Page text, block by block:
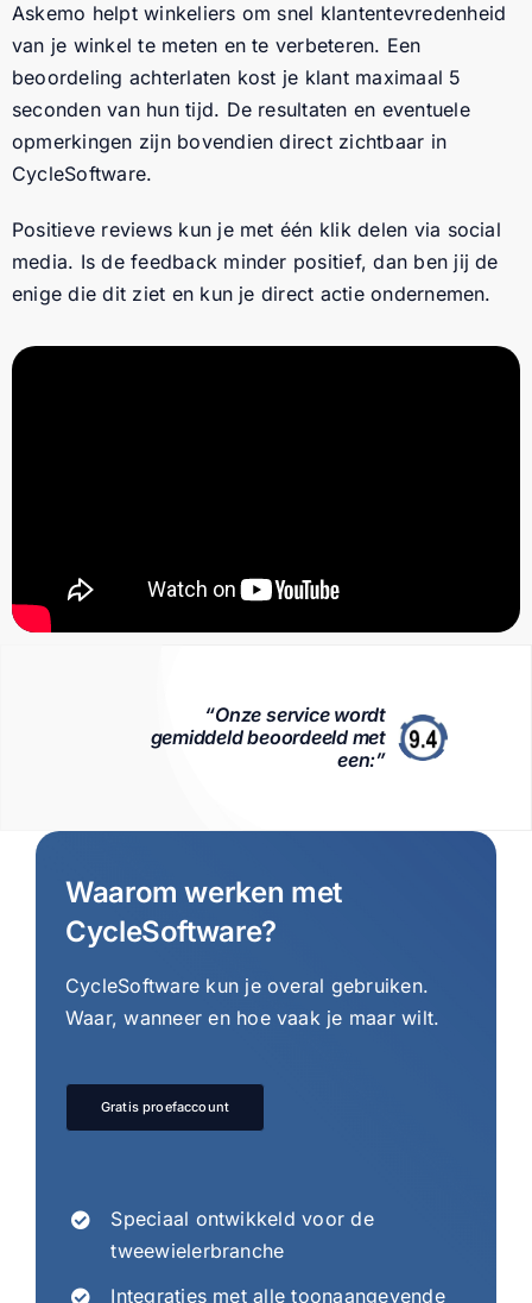
Askemo helpt winkeliers om snel klantentevredenheid
van je winkel te meten en te verbeteren. Een
beoordeling achterlaten kost je klant maximaal 5
seconden van hun tijd. De resultaten en eventuele
opmerkingen zijn bovendien direct zichtbaar in
CycleSoftware.
Positieve reviews kun je met één klik delen via social
media. Is de feedback minder positief, dan ben jij de
enige die dit ziet en kun je direct actie ondernemen.
“Onze service wordt
gemiddeld beoordeeld met
een:”
Waarom werken met
CycleSoftware?
CycleSoftware kun je overal gebruiken.
Waar, wanneer en hoe vaak je maar wilt.
Gratis proefaccount
Speciaal ontwikkeld voor de
tweewielerbranche
Integraties met alle toonaangevende